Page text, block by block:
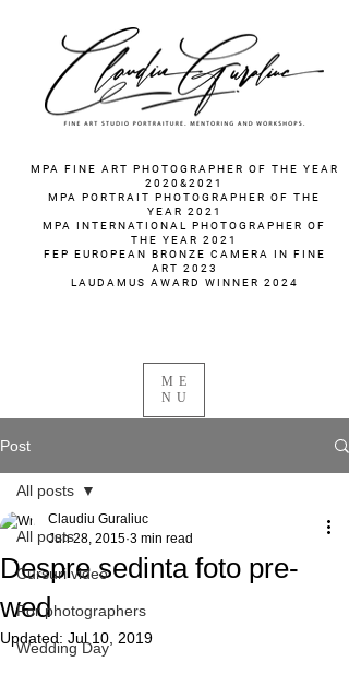
MPA FINE ART PHOTOGRAPHER OF THE YEAR
2020&2021
MPA PORTRAIT PHOTOGRAPHER OF THE
YEAR 2021
MPA INTERNATIONAL PHOTOGRAPHER OF
THE YEAR 2021
FEP EUROPEAN BRONZE CAMERA IN FINE
ART 2023
LAUDAMUS AWARD WINNER 2024
ME
NU
Post
All posts
Cursuri video
For photographers
Wedding Day
All posts
Despre sedinta foto pre-
wed
Claudiu Guraliuc
Jun 28, 2015 3 min read
Updated: Jul 10, 2019